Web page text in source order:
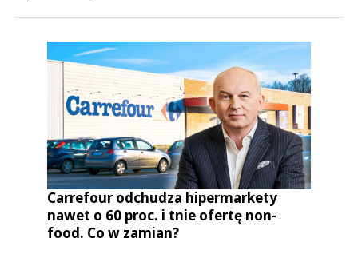
Carrefour odchudza hipermarkety
nawet o 60 proc. i tnie ofertę non-
food. Co w zamian?